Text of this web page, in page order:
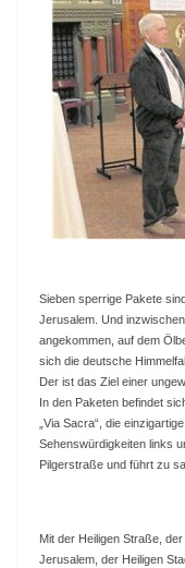
Sieben sperrige Pakete
Jerusalem. Und
angekommen, auf dem
sich die deutsche
Der ist das Ziel einer
In den Paketen befindet
„Via Sacra“, die
Sehenswürdigkeiten links
Pilgerstraße und führt zu
Mit der Heiligen Straße,
Jerusalem, der Heiligen